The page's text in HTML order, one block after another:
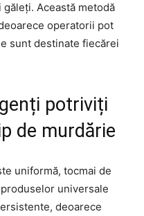
Această metodă
operatorii pot
sunt destinate fiecărei
potriviți
de murdărie
uniformă, tocmai de
universale
deoarece